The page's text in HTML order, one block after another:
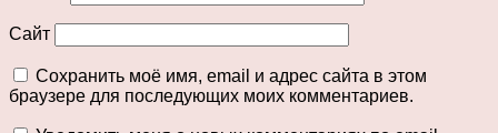
Сайт
Сохранить моё имя, email и адрес сайта в этом
браузере для последующих моих комментариев.